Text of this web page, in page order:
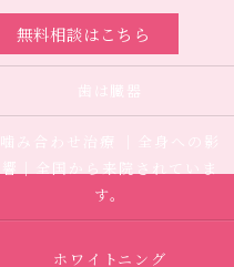
無料相談はこちら
歯は臓器
噛み合わせ治療 ｜全身への影
響｜全国から来院されていま
す。
ホワイトニング